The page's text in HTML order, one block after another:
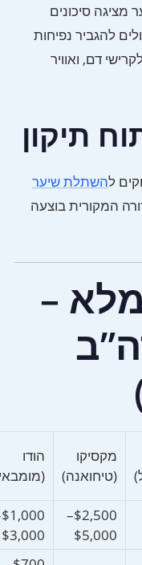
שיער מציגה סיכונים
להגביר נפיחות
דם, ואוויר
תיקון
השתלת שיער
המקורית בוצעה
–
מקסיקו
(טיחואנה)
הודו
$2,500–
$5,000
$3,000